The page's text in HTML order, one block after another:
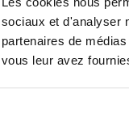
sociaux et d'analyser
partenaires de
vous leur avez